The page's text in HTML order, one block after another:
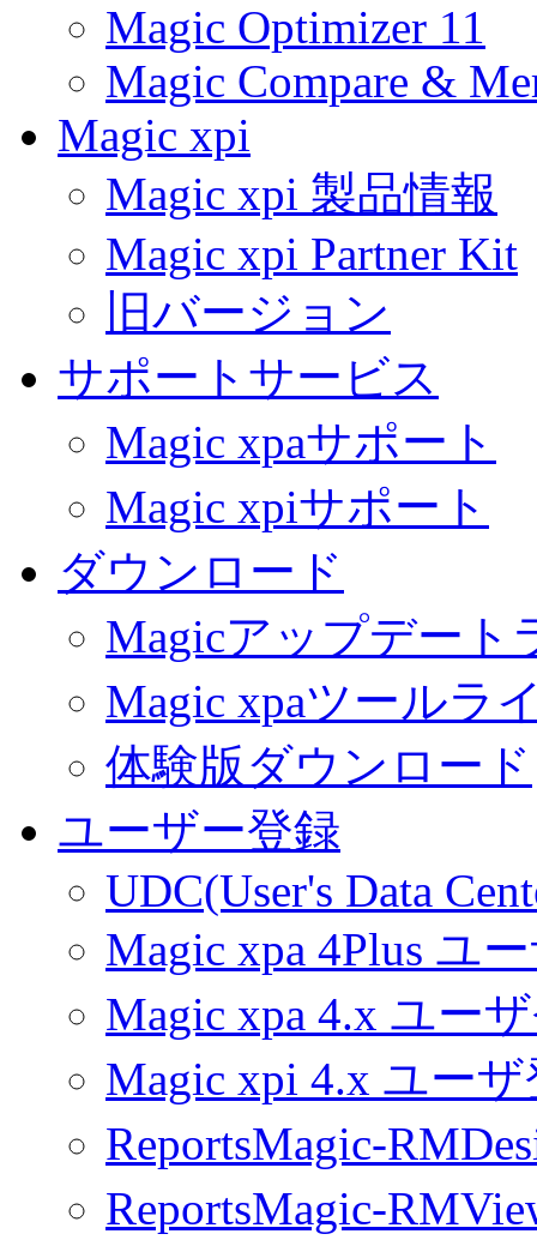
Magic Optimizer 11
Magic Compare &
Magic xpi
Magic xpi 製品情報
Magic xpi Partner Kit
旧バージョン
サポートサービス
Magic xpaサポート
Magic xpiサポート
ダウンロード
Magicアップデート
Magic xpaツールラ
体験版ダウンロード
ユーザー登録
UDC(User's Data
Magic xpa 4Plus ユ
Magic xpa 4.x ユー
Magic xpi 4.x ユー
ReportsMagic-
ReportsMagic-